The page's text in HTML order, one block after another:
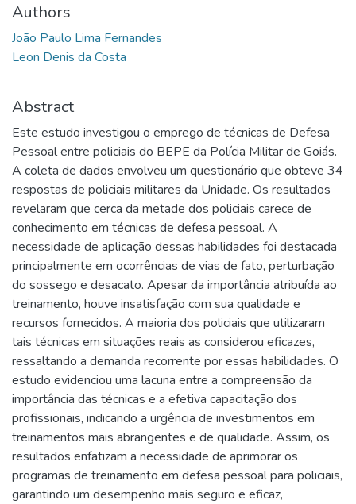
Authors
João Paulo Lima Fernandes
Leon Denis da Costa
Abstract
Este estudo investigou o emprego de técnicas de Defesa
Pessoal entre policiais do BEPE da Polícia Militar de Goiás.
A coleta de dados envolveu um questionário que obteve 34
respostas de policiais militares da Unidade. Os resultados
revelaram que cerca da metade dos policiais carece de
conhecimento em técnicas de defesa pessoal. A
necessidade de aplicação dessas habilidades foi destacada
principalmente em ocorrências de vias de fato, perturbação
do sossego e desacato. Apesar da importância atribuída ao
treinamento, houve insatisfação com sua qualidade e
recursos fornecidos. A maioria dos policiais que utilizaram
tais técnicas em situações reais as considerou eficazes,
ressaltando a demanda recorrente por essas habilidades. O
estudo evidenciou uma lacuna entre a compreensão da
importância das técnicas e a efetiva capacitação dos
profissionais, indicando a urgência de investimentos em
treinamentos mais abrangentes e de qualidade. Assim, os
resultados enfatizam a necessidade de aprimorar os
programas de treinamento em defesa pessoal para policiais,
garantindo um desempenho mais seguro e eficaz,